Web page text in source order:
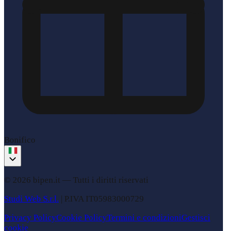
Bonifico
© 2026 bipen.it — Tutti i diritti riservati
Studi Web S.r.l. | P.IVA IT05983000729
Privacy PolicyCookie PolicyTermini e condizioniGestisci
cookie